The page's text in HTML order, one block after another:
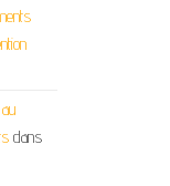
dans